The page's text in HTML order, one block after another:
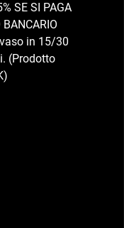
SE SI PAGA
BANCARIO
in 15/30
(Prodotto